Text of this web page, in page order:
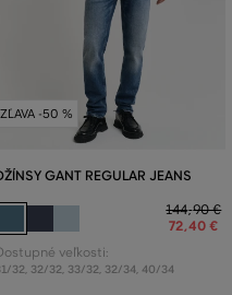
ZĽAVA -50 %
GANT REGULAR JEANS
144,90 €
72,40 €
veľkosti:
32, 32/32, 33/32, 32/34, 40/34